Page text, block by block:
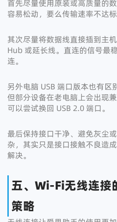
首先尽量使用原装或高质量的
容易松动，要么传输速率不达
其次尽量将数据线直接插到主
Hub 或延长线。直连的信号最
连。
另外电脑 USB 端口版本也有区
但部分设备在老电脑上会出现
可以尝试换回 USB 2.0 端口。
最后保持接口干净、避免灰尘
杂，其实只是接口接触不良造
解决。
五、Wi-Fi无线连接
策略